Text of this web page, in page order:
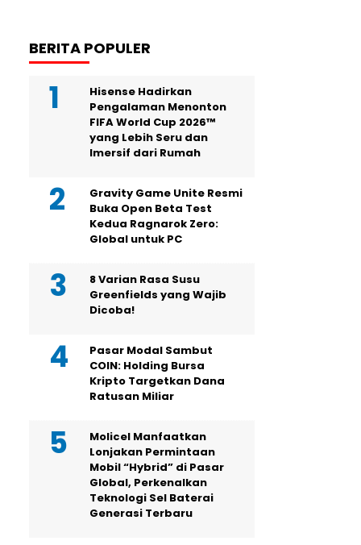
BERITA POPULER
Hisense Hadirkan
Pengalaman Menonton
FIFA World Cup 2026™
yang Lebih Seru dan
Imersif dari Rumah
Gravity Game Unite Resmi
Buka Open Beta Test
Kedua Ragnarok Zero:
Global untuk PC
8 Varian Rasa Susu
Greenfields yang Wajib
Dicoba!
Pasar Modal Sambut
COIN: Holding Bursa
Kripto Targetkan Dana
Ratusan Miliar
Molicel Manfaatkan
Lonjakan Permintaan
Mobil “Hybrid” di Pasar
Global, Perkenalkan
Teknologi Sel Baterai
Generasi Terbaru